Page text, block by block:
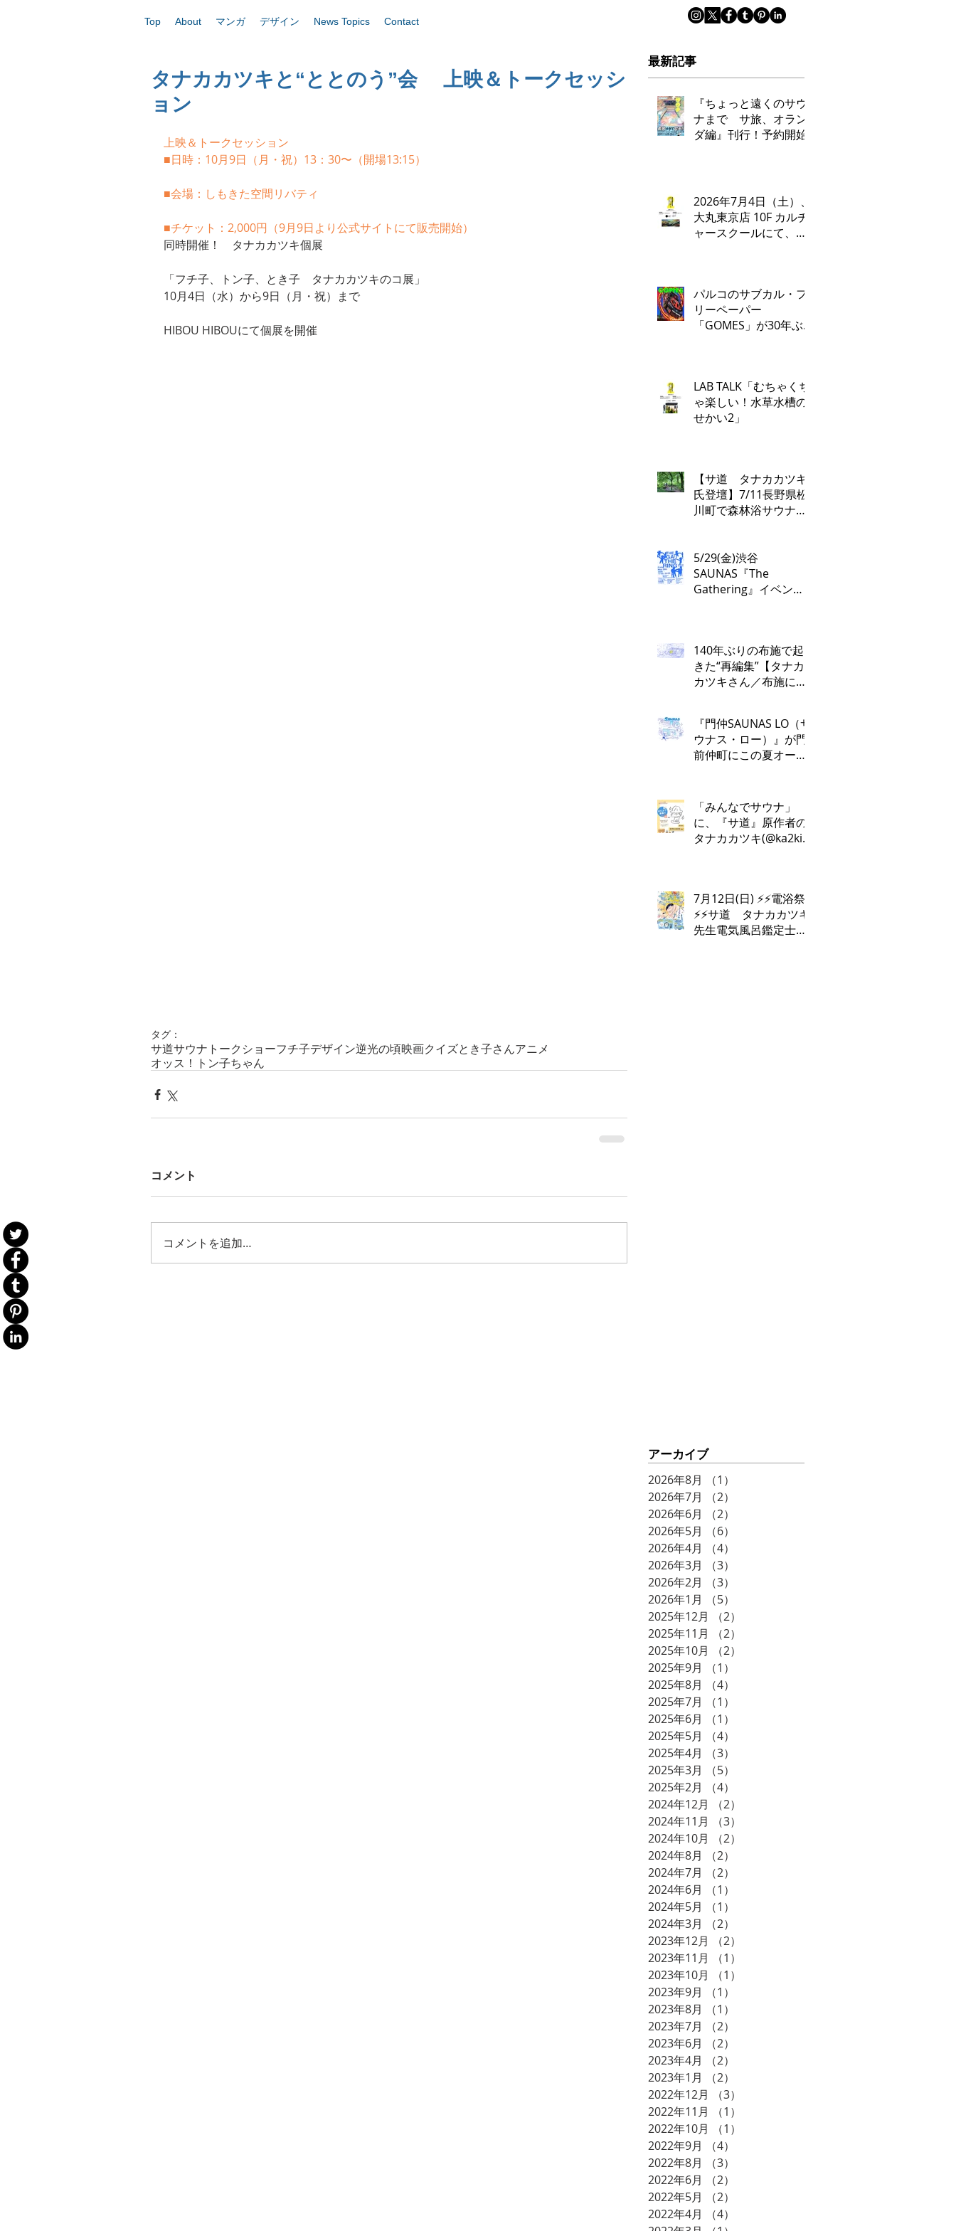
Top About マンガ デザイン News Topics Contact
タナカカツキと“ととのう”会 上映＆トークセッシ
ョン
上映＆トークセッション
■日時：10月9日（月・祝）13：30〜（開場13:15）
■会場：しもきた空間リバティ
■チケット：2,000円（9月9日より公式サイトにて販売開始）
同時開催！　タナカカツキ個展
「フチ子、トン子、とき子　タナカカツキのコ展」
10月4日（水）から9日（月・祝）まで
HIBOU HIBOUにて個展を開催
タグ：
サ道サウナ トークショーフチ子デザイン逆光の頃映画クイズとき子さんアニメ
オッス！トン子ちゃん
コメント
コメントを追加…
最新記事
『ちょっと遠くのサウ
ナまで サ旅、オラン
ダ編』刊行！予約開始
2026年7月4日（土）、
大丸東京店 10F カルチ
ャースクールにて、タ
催いたします。
パルコのサブカル・フ
リーペーパー
「GOMES」が30年ぶ
7月17日（金）刊行​
LAB TALK「むちゃくち
ゃ楽しい！水草水槽の
せかい2」
【サ道 タナカカツキ
氏登壇】7/11長野県松
川町で森林浴サウナツ
&日帰り体験枠を限定
募集
5/29(金)渋谷
SAUNAS『The
Gathering』イベント
140年ぶりの布施で起
きた“再編集”【タナカ
カツキさん／布施にお
『門仲SAUNAS LO（サ
ウナス・ロー）』が門
前仲町にこの夏オープ
「みんなでサウナ」
に、『サ道』原作者の
タナカカツキ(@ka2ki)
7月12日(日) ⚡️⚡️電浴祭
⚡️⚡️サ道 タナカカツキ
先生電気風呂鑑定士
アーカイブ
2026年8月 （1）
2026年7月
（2）
2026年6月
（2）
2026年5月
（6）
2026年4月
（4）
2026年3月
（3）
2026年2月
（3）
2026年1月
（5）
2025年12月
（2）
2025年11月
（2）
2025年10月
（2）
2025年9月
（1）
2025年8月
（4）
2025年7月
（1）
2025年6月
（1）
2025年5月
（4）
2025年4月
（3）
2025年3月
（5）
2025年2月
（4）
2024年12月
（2）
2024年11月
（3）
2024年10月
（2）
2024年8月
（2）
2024年7月
（2）
2024年6月
（1）
2024年5月
（1）
2024年3月
（2）
2023年12月
（2）
2023年11月
（1）
2023年10月
（1）
2023年9月
（1）
2023年8月
（1）
2023年7月
（2）
2023年6月
（2）
2023年4月
（2）
2023年1月
（2）
2022年12月
（3）
2022年11月
（1）
2022年10月
（1）
2022年9月
（4）
2022年8月
（3）
2022年6月
（2）
2022年5月
（2）
2022年4月
（4）